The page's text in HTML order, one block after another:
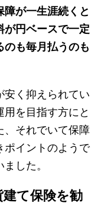
障が一生涯続くと
が円ベースで一定
のも毎月払うのも
安く抑えられてい
を目指す方にと
、それでいて保障
ポイントのようで
した。
建て保険を勧